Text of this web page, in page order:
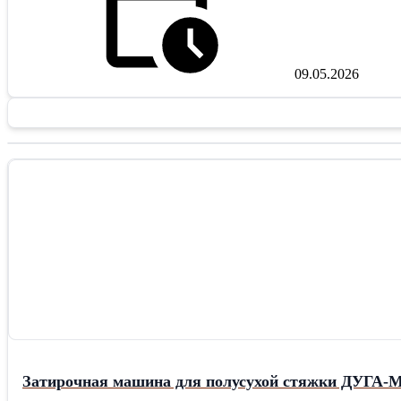
09.05.2026
Затирочная машина для полусухой стяжки ДУГА-